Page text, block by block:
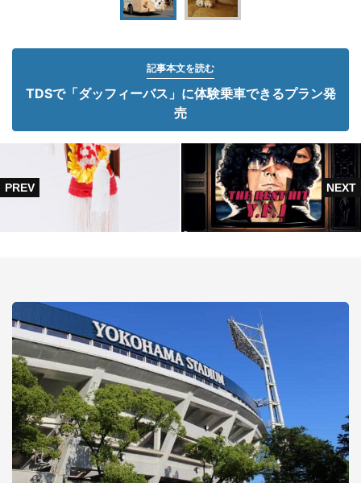
記事本文を読む
TDSで「ダッフィーバス」に体験乗車できるプラン発
売